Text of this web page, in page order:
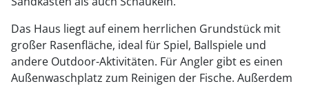
Das Haus liegt auf einem herrlichen Grundstück mit
großer Rasenfläche, ideal für Spiel, Ballspiele und
andere Outdoor-Aktivitäten. Für Angler gibt es einen
Außenwaschplatz zum Reinigen der Fische. Außerdem